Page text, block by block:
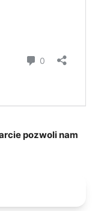
pozwoli nam